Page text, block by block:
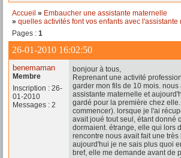
Accueil » Embaucher une assistante maternelle
» quelles activités font vos enfants avec l'assistante
Pages : 1
26-01-2010 16:02:50
benemaman
Membre
Inscription : 26-
01-2010
Messages : 2
bonjour à tous,
Reprenant une activité
garder mon fils de 10 mois.
assistante maternelle et
gardé pour la première chez
commencer). lorsque je l'ai
avait joué tout seul, étant donné
dormaient. étrange, elle qui lors
rencontre nous avait fait une
aujourd'hui je ne sais plus quoi
bref, elle me demande avant de